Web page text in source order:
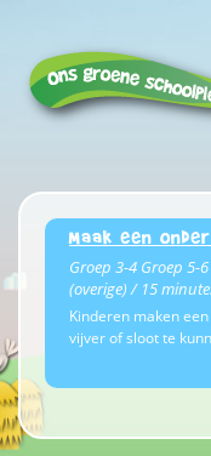
Maak een
Groep 3-4 Groep
(overige) / 15
Kinderen maken
vijver of sloot te